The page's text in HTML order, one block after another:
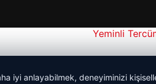
iyi anlayabilmek, deneyiminizi
Yeminli